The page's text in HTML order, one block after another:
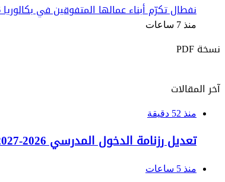
نفطال تكرّم أبناء عمالها المتفوقين في بكالوريا 2026
منذ 7 ساعات
نسخة PDF
آخر المقالات
منذ 52 دقيقة
تعديل رزنامة الدخول المدرسي 2026-2027.. هذه هي المواعيد الجديدة
منذ 5 ساعات